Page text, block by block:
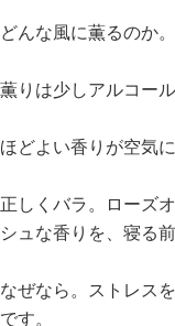
どんな風に薫るのか
薫りは少しアルコー
ほどよい香りが空気
正しくバラ。ローズ
シュな香りを、寝る
なぜなら。ストレス
です。